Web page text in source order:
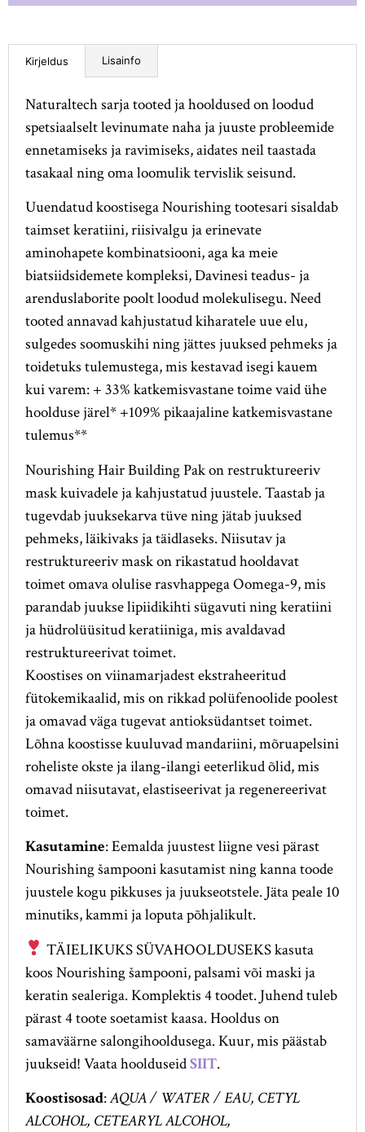
Kirjeldus Lisainfo
Naturaltech sarja tooted ja hooldused on loodud
spetsiaalselt levinumate naha ja juuste probleemide
ennetamiseks ja ravimiseks, aidates neil taastada
tasakaal ning oma loomulik tervislik seisund.
Uuendatud koostisega Nourishing tootesari sisaldab
taimset keratiini, riisivalgu ja erinevate
aminohapete kombinatsiooni, aga ka meie
biatsiidsidemete kompleksi, Davinesi teadus- ja
arenduslaborite poolt loodud molekulisegu. Need
tooted annavad kahjustatud kiharatele uue elu,
sulgedes soomuskihi ning jättes juuksed pehmeks ja
toidetuks tulemustega, mis kestavad isegi kauem
kui varem: + 33% katkemisvastane toime vaid ühe
hoolduse järel* +109% pikaajaline katkemisvastane
tulemus**
Nourishing Hair Building Pak on restruktureeriv
mask kuivadele ja kahjustatud juustele. Taastab ja
tugevdab juuksekarva tüve ning jätab juuksed
pehmeks, läikivaks ja täidlaseks. Niisutav ja
restruktureeriv mask on rikastatud hooldavat
toimet omava olulise rasvhappega Oomega-9, mis
parandab juukse lipiidikihti sügavuti ning keratiini
ja hüdrolüüsitud keratiiniga, mis avaldavad
restruktureerivat toimet.
Koostises on viinamarjadest ekstraheeritud
fütokemikaalid, mis on rikkad polüfenoolide poolest
ja omavad väga tugevat antioksüdantset toimet.
Lõhna koostisse kuuluvad mandariini, mõruapelsini
roheliste okste ja ilang-ilangi eeterlikud õlid, mis
omavad niisutavat, elastiseerivat ja regenereerivat
toimet.
Kasutamine: Eemalda juustest liigne vesi pärast
Nourishing šampooni kasutamist ning kanna toode
juustele kogu pikkuses ja juukseotstele. Jäta peale 10
minutiks, kammi ja loputa põhjalikult.
TÄIELIKUKS SÜVAHOOLDUSEKS kasuta
koos Nourishing šampooni, palsami või maski ja
keratin sealeriga. Komplektis 4 toodet. Juhend tuleb
pärast 4 toote soetamist kaasa. Hooldus on
samaväärne salongihooldusega. Kuur, mis päästab
juukseid! Vaata hoolduseidSIIT.
Koostisosad:AQUA / WATER / EAU, CETYL
ALCOHOL, CETEARYL ALCOHOL,